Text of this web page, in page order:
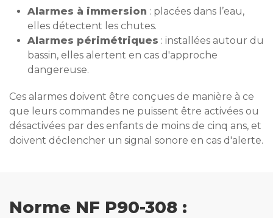
Alarmes à immersion : placées dans l’eau,
elles détectent les chutes.
Alarmes périmétriques : installées autour du
bassin, elles alertent en cas d'approche
dangereuse.
Ces alarmes doivent être conçues de manière à ce
que leurs commandes ne puissent être activées ou
désactivées par des enfants de moins de cinq ans, et
doivent déclencher un signal sonore en cas d'alerte.
Norme NF P90-308 :